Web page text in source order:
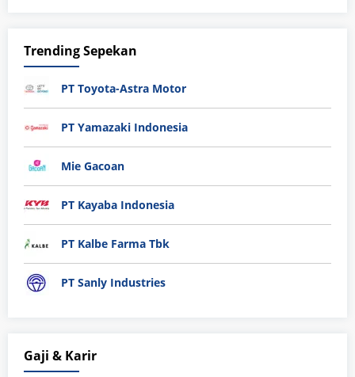
Trending Sepekan
PT Toyota-Astra Motor
PT Yamazaki Indonesia
Mie Gacoan
PT Kayaba Indonesia
PT Kalbe Farma Tbk
PT Sanly Industries
Gaji & Karir